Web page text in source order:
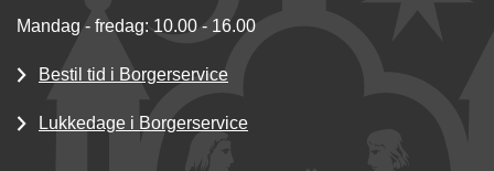
Mandag - fredag: 10.00 - 16.00
Bestil tid i Borgerservice
Lukkedage i Borgerservice